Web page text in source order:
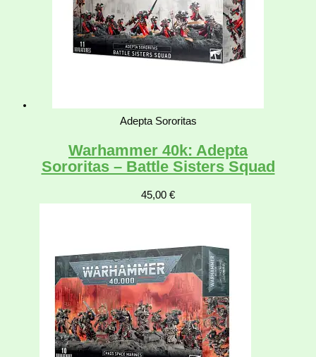
Adepta Sororitas
Warhammer 40k: Adepta
Sororitas – Battle Sisters Squad
45,00 €